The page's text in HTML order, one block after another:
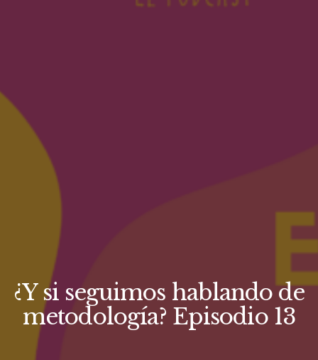
¿Y si seguimos hablando de
metodología? Episodio 13